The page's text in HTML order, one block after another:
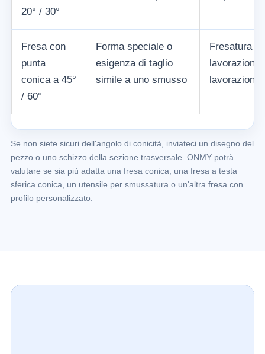
20° / 30°
Fresa con
punta
conica a 45°
/ 60°
Forma speciale o
esigenza di taglio
simile a uno smusso
Fresatura
lavorazioni
lavorazione
Se non siete sicuri dell'angolo di conicità, inviateci un disegno del
pezzo o uno schizzo della sezione trasversale. ONMY potrà
valutare se sia più adatta una fresa conica, una fresa a testa
sferica conica, un utensile per smussatura o un'altra fresa con
profilo personalizzato.